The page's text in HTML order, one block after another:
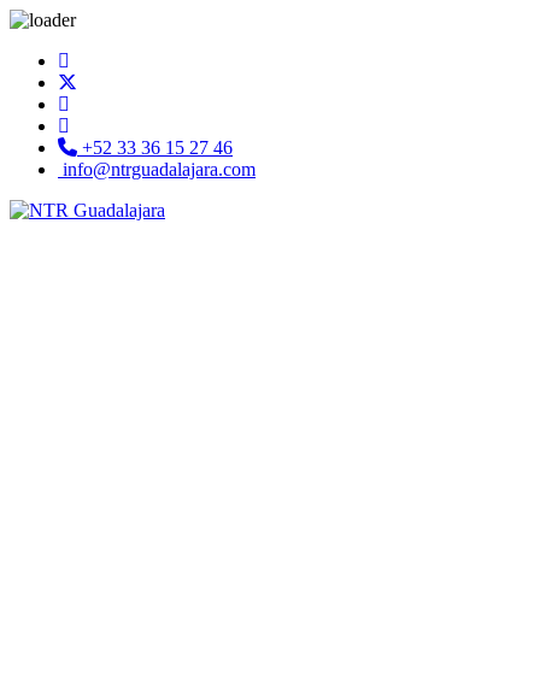
+52 33 36 15 27 46
info@ntrguadalajara.com